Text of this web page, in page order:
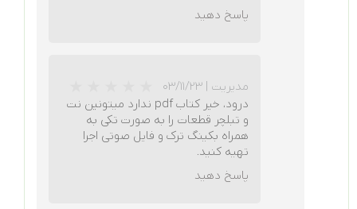
پاسخ دهید
مدیریت | ۰۳/۱۱/۲۳
درود، خیر کتاب pdf ندارد میتونین نت
و تبلچر قطعات را به صورت تکی به
همراه بکینگ ترک و فایل صوتی اجرا
تهیه کنید.
پاسخ دهید